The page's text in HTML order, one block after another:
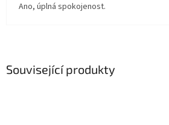
Související produkty
Ano, úplná spokojenost.